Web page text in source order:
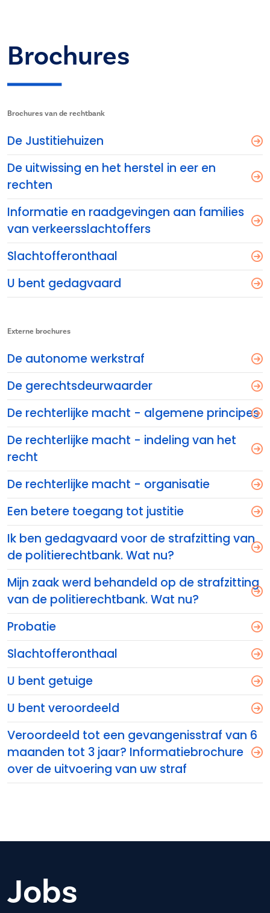
Brochures
Brochures van de rechtbank
De Justitiehuizen
De uitwissing en het herstel in eer en
rechten
Informatie en raadgevingen aan families
van verkeersslachtoffers
Slachtofferonthaal
U bent gedagvaard
Externe brochures
De autonome werkstraf
De gerechtsdeurwaarder
De rechterlijke macht - algemene principes
De rechterlijke macht - indeling van het
recht
De rechterlijke macht - organisatie
Een betere toegang tot justitie
Ik ben gedagvaard voor de strafzitting van
de politierechtbank. Wat nu?
Mijn zaak werd behandeld op de strafzitting
van de politierechtbank. Wat nu?
Probatie
Slachtofferonthaal
U bent getuige
U bent veroordeeld
Veroordeeld tot een gevangenisstraf van 6
maanden tot 3 jaar? Informatiebrochure
over de uitvoering van uw straf
Jobs